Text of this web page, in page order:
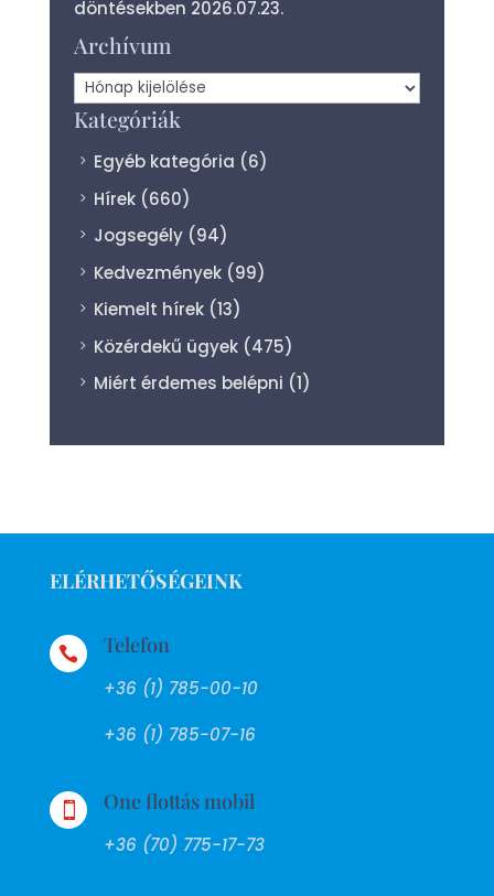
döntésekben 2026.07.23.
Archívum
Archívum
Kategóriák
Egyéb kategória (6)
Hírek (660)
Jogsegély (94)
Kedvezmények (99)
Kiemelt hírek (13)
Közérdekű ügyek (475)
Miért érdemes belépni (1)
ELÉRHETŐSÉGEINK
 Telefon
+36 (1) 785-00-10
+36 (1) 785-07-16
 One flottás mobil
+36 (70) 775-17-73